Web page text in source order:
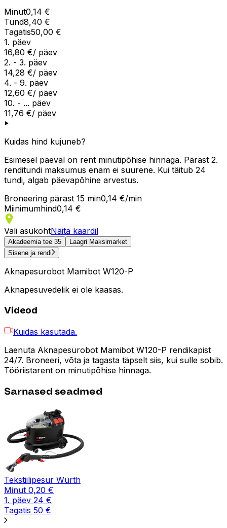
Minut0,14 €
Tund8,40 €
Tagatis50,00 €
1. päev
16,80 €/ päev
2. - 3. päev
14,28 €/ päev
4. - 9. päev
12,60 €/ päev
10. - ... päev
11,76 €/ päev
Kuidas hind kujuneb?
Esimesel päeval on rent minutipõhise hinnaga. Pärast 2.
renditundi maksumus enam ei suurene. Kui täitub 24
tundi, algab päevapõhine arvestus.
Broneering pärast 15 min0,14 €/min
Miinimumhind0,14 €
Vali asukohtNäita kaardil
Akadeemia tee 35
Laagri Maksimarket
Sisene ja rendi
Aknapesurobot Mamibot W120-P
Aknapesuvedelik ei ole kaasas.
Videod
Kuidas kasutada.
Laenuta Aknapesurobot Mamibot W120-P rendikapist
24/7. Broneeri, võta ja tagasta täpselt siis, kui sulle sobib.
Tööriistarent on minutipõhise hinnaga.
Sarnased seadmed
Tekstiilipesur Würth
Minut 0,20 €
1. päev 24 €
Tagatis 50 €